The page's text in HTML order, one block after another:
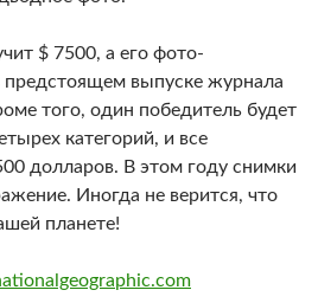
$ 7500, а его фото-
предстоящем выпуске журнала
того, один победитель будет
категорий, и все
долларов. В этом году снимки
Иногда не верится, что
планете!